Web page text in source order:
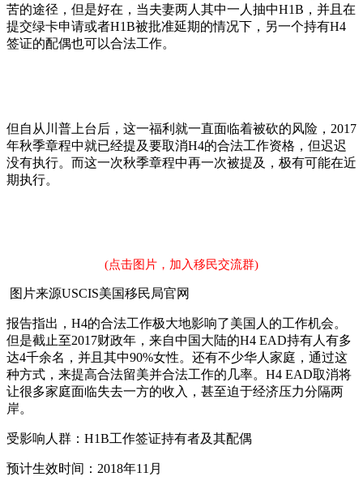
苦的途径，但是好在，当夫妻两人其中一人抽中H1B，并且在
提交绿卡申请或者H1B被批准延期的情况下，另一个持有H4
签证的配偶也可以合法工作。
但自从川普上台后，这一福利就一直面临着被砍的风险，2017
年秋季章程中就已经提及要取消H4的合法工作资格，但迟迟
没有执行。而这一次秋季章程中再一次被提及，极有可能在近
期执行。
(点击图片，加入移民交流群)
图片来源USCIS美国移民局官网
报告指出，H4的合法工作极大地影响了美国人的工作机会。
但是截止至2017财政年，来自中国大陆的H4 EAD持有人有多
达4千余名，并且其中90%女性。还有不少华人家庭，通过这
种方式，来提高合法留美并合法工作的几率。H4 EAD取消将
让很多家庭面临失去一方的收入，甚至迫于经济压力分隔两
岸。
受影响人群：H1B工作签证持有者及其配偶
预计生效时间：2018年11月